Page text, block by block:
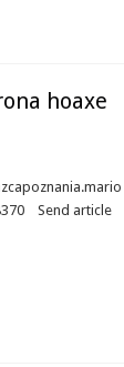
hoaxe
Send article